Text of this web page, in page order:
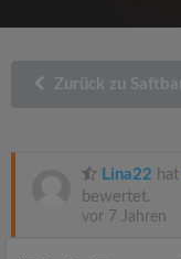
Zurück zu
Lina22 hat
bewertet.
vor 7 Jahren